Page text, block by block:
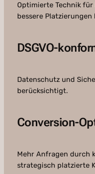
Optimierte Technik
bessere Platzierungen
DSGVO-
Datenschutz und
berücksichtigt.
Conversion-
Mehr Anfragen durch
strategisch platzierte